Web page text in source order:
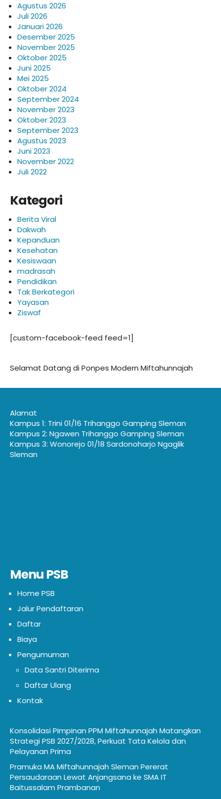
Agustus 2026
Juli 2026
Januari 2026
Desember 2025
November 2025
Oktober 2025
Juni 2025
Mei 2025
Oktober 2024
September 2024
November 2023
Oktober 2023
September 2023
Agustus 2023
Juni 2023
November 2022
Juli 2022
Kategori
Berita Viral
Dakwah
Kepanduan
Kesehatan
Kesiswaan
madrasah
Pendidikan
Tak Berkategori
Yayasan
Ziswaf
[custom-facebook-feed feed=1]
Selamat Datang di Ponpes Modern Miftahunnajah
Alamat
Kampus 1: Trini 01/16 Trihanggo Gamping Sleman
Kampus 2: Ngawen Trihanggo Gamping Sleman
Kampus 3: Wonorejo 01/18 Sardonoharjo Ngaglik
Sleman
Menu PSB
Home PSB
Jalur Pendaftaran
Daftar
Biaya
Pengumuman
Data Santri Diterima
Daftar Ulang
Kontak
Konsolidasi Pimpinan PPM Miftahunnajah Matangkan
Strategi PSB 2027/2028, Perkuat Tata Kelola dan
Pelayanan Prima
Pramuka MA Miftahunnajah Sleman Pererat
Persaudaraan Lewat Anjangsana ke SMA IT
Baitussalam Prambanan